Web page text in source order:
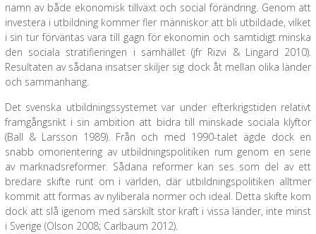
namn av både ekonomisk tillväxt och social förändring. Genom att
investera i utbildning kommer fler människor att bli utbildade, vilket
i sin tur förväntas vara till gagn för ekonomin och samtidigt minska
den sociala stratifieringen i samhället (jfr Rizvi & Lingard 2010).
Resultaten av sådana insatser skiljer sig dock åt mellan olika länder
och sammanhang.
Det svenska utbildningssystemet var under efterkrigstiden relativt
framgångsrikt i sin ambition att bidra till minskade sociala klyftor
(Ball & Larsson 1989). Från och med 1990-talet ägde dock en
snabb omorientering av utbildningspolitiken rum genom en serie
av marknadsreformer. Sådana reformer kan ses som del av ett
bredare skifte runt om i världen, där utbildningspolitiken alltmer
kommit att formas av nyliberala normer och ideal. Detta skifte kom
dock att slå igenom med särskilt stor kraft i vissa länder, inte minst
i Sverige (Olson 2008; Carlbaum 2012).